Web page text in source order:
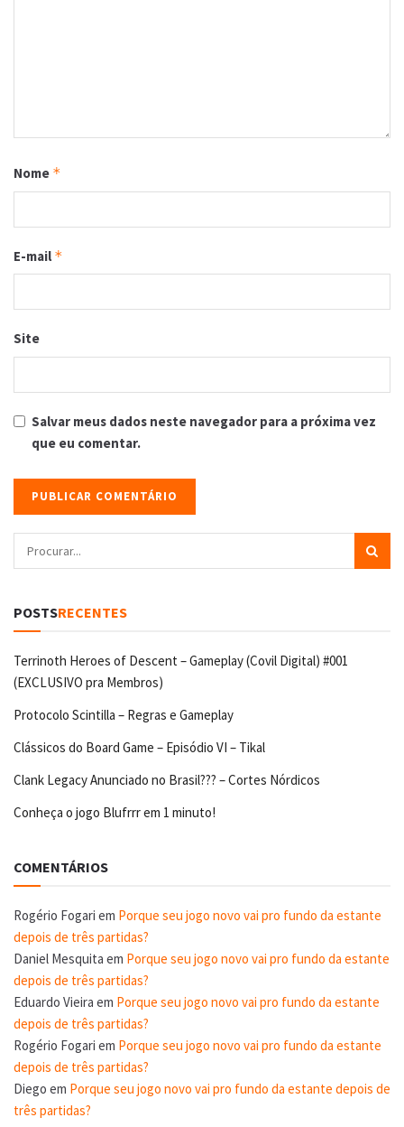
Nome *
E-mail *
Site
Salvar meus dados neste navegador para a próxima vez
que eu comentar.
POSTSRECENTES
Terrinoth Heroes of Descent – Gameplay (Covil Digital) #001
(EXCLUSIVO pra Membros)
Protocolo Scintilla – Regras e Gameplay
Clássicos do Board Game – Episódio VI – Tikal
Clank Legacy Anunciado no Brasil??? – Cortes Nórdicos
Conheça o jogo Blufrrr em 1 minuto!
COMENTÁRIOS
Rogério Fogari em Porque seu jogo novo vai pro fundo da estante
depois de três partidas?
Daniel Mesquita em Porque seu jogo novo vai pro fundo da estante
depois de três partidas?
Eduardo Vieira em Porque seu jogo novo vai pro fundo da estante
depois de três partidas?
Rogério Fogari em Porque seu jogo novo vai pro fundo da estante
depois de três partidas?
Diego em Porque seu jogo novo vai pro fundo da estante depois de
três partidas?